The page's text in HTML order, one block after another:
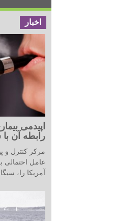
اخبار
اپیدمی
رابطه آن با
مرکز کنترل و
آمریکا را،